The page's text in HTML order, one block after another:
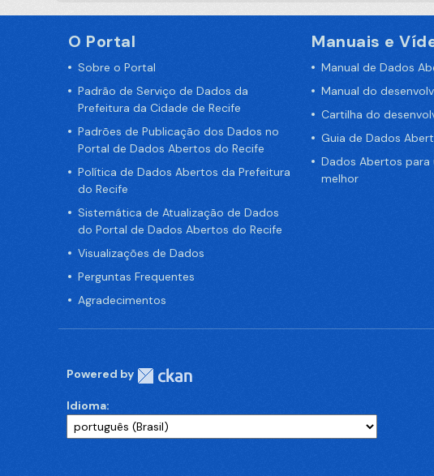
O Portal
Sobre o Portal
Padrão de Serviço de Dados da
Prefeitura da Cidade de Recife
Padrões de Publicação dos Dados no
Portal de Dados Abertos do Recife
Política de Dados Abertos da Prefeitura
do Recife
Sistemática de Atualização de Dados
do Portal de Dados Abertos do Recife
Visualizações de Dados
Perguntas Frequentes
Agradecimentos
Manuais e
Manual de Dados
Manual do
Cartilha do
Guia de Dados
Dados Abertos para
melhor
Powered by
Idioma